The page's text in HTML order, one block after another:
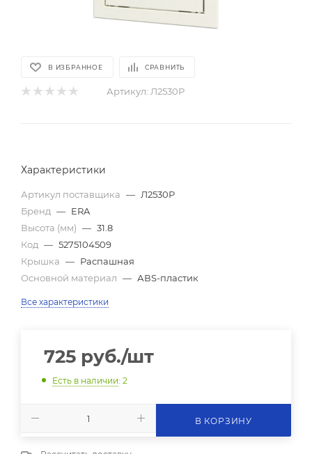
В ИЗБРАННОЕ СРАВНИТЬ
Артикул: Л2530Р
Характеристики
Артикул поставщика — Л2530Р
Бренд — ERA
Высота (мм) — 31.8
Код — 5275104509
Крышка — Распашная
Основной материал — АВS-пластик
Все характеристики
725 руб./шт
Есть в наличии: 2
В КОРЗИНУ